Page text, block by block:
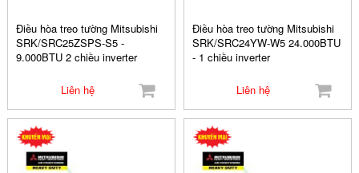
Điều hòa treo tường Mitsubishi
SRK/SRC25ZSPS-S5 -
9.000BTU 2 chiều inverter
Liên hệ
Điều hòa treo tường Mitsubishi
SRK/SRC24YW-W5 24.000BTU
- 1 chiều inverter
Liên hệ